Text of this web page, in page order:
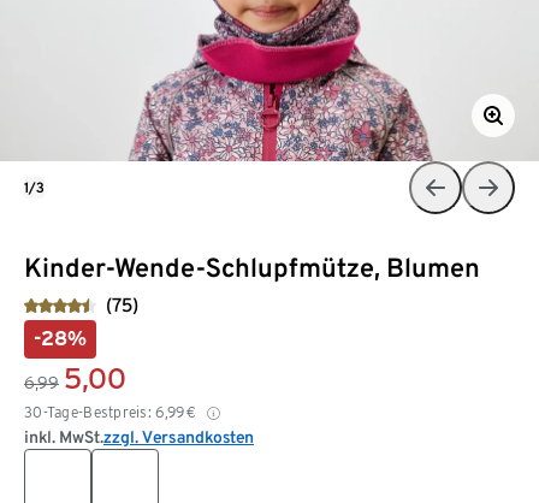
Kinder-Wende-Schlupfmütze, Blumen
(75)
-28%
6,99 5,00
30-Tage-Bestpreis: 6,99€
inkl. MwSt.zzgl. Versandkosten
1/3